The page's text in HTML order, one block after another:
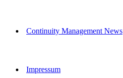
Continuity Management News
Impressum